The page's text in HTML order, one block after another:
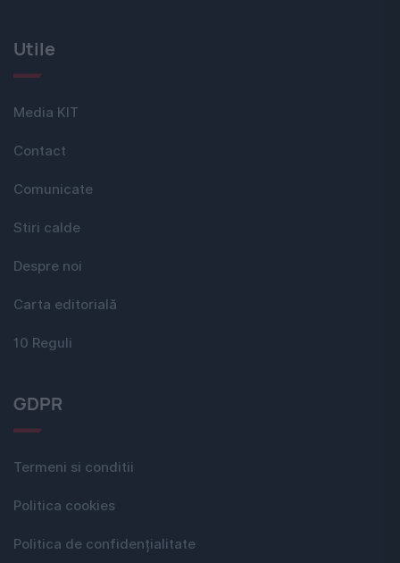
Utile
Media KIT
Contact
Comunicate
Stiri calde
Despre noi
Carta editorială
10 Reguli
GDPR
Termeni si conditii
Politica cookies
Politica de confidențialitate